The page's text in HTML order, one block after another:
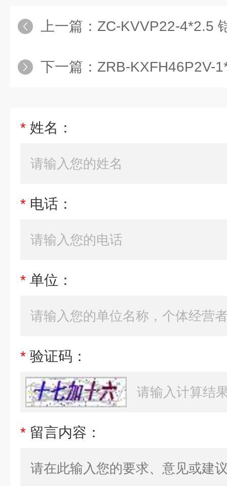
上一篇： ZC-KVVP22-4*2.5
下一篇： ZRB-KXFH46P2V-
* 姓名：
* 电话：
* 单位：
* 验证码：
* 留言内容：